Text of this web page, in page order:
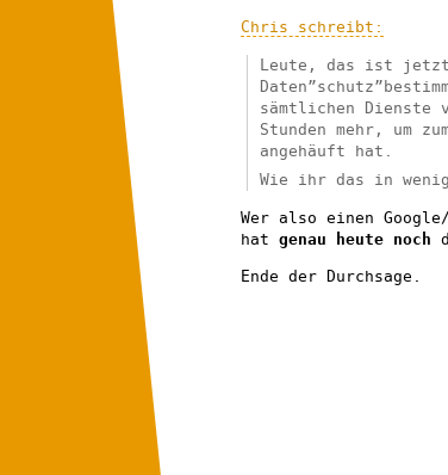
Chris schreibt:
Leute, das ist jetzt
sämtlichen Dienste
Stunden mehr, um
angehäuft hat.
Wie ihr das in
Wer also einen
hat genau heute noch
Ende der Durchsage.